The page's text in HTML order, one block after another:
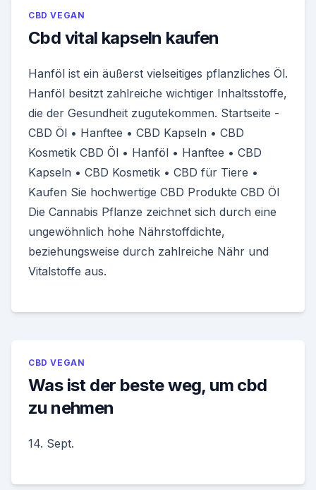
CBD VEGAN
Cbd vital kapseln kaufen
Hanföl ist ein äußerst vielseitiges pflanzliches Öl.
Hanföl besitzt zahlreiche wichtiger Inhaltsstoffe,
die der Gesundheit zugutekommen. Startseite -
CBD Öl • Hanftee • CBD Kapseln • CBD
Kosmetik CBD Öl • Hanföl • Hanftee • CBD
Kapseln • CBD Kosmetik • CBD für Tiere •
Kaufen Sie hochwertige CBD Produkte CBD Öl
Die Cannabis Pflanze zeichnet sich durch eine
ungewöhnlich hohe Nährstoffdichte,
beziehungsweise durch zahlreiche Nähr und
Vitalstoffe aus.
CBD VEGAN
Was ist der beste weg, um cbd
zu nehmen
14. Sept.